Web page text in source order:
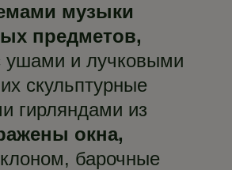
музыки
предметов,
ушами и лучковыми
скульптурные
гирляндами из
окна,
барочные